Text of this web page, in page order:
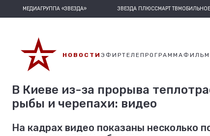
МЕДИАГРУППА «ЗВЕЗДА» ЗВЕЗДА ПЛЮССМАРТ ТВ
НОВОСТИ ЭФИРТЕЛЕПРОГРАММА
В Киеве из-за прорыва
рыбы и черепахи: видео
На кадрах видео показаны несколько